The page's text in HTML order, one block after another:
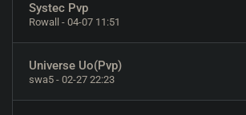
Systec Pvp
Rowall - 04-07 11:51
Universe Uo(Pvp)
swa5 - 02-27 22:23